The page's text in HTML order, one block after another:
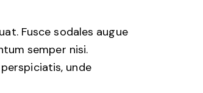
Fusce sodales augue
semper nisi.
unde